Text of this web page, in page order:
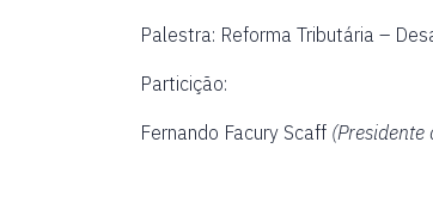
Palestra: Reforma Tributária –
Particição:
Fernando Facury Scaff (Presidente